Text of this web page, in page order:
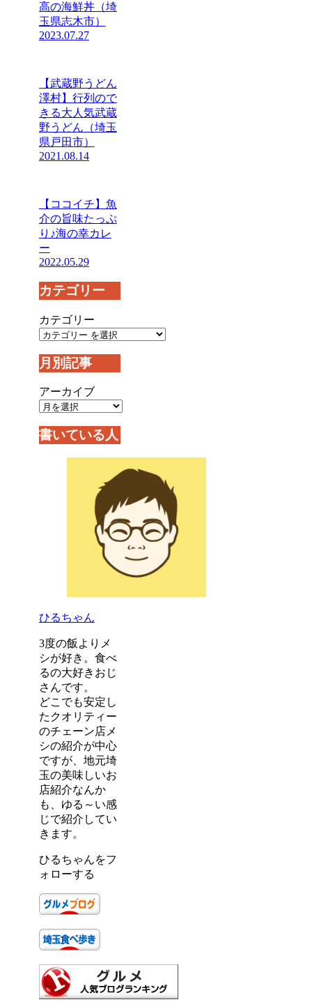
高の海鮮丼（埼
玉県志木市）
2023.07.27
【武蔵野うどん
澤村】行列ので
きる大人気武蔵
野うどん（埼玉
県戸田市）
2021.08.14
【ココイチ】魚
介の旨味たっぷ
り♪海の幸カレ
ー
2022.05.29
カテゴリー
カテゴリー
月別記事
アーカイブ
書いている人
ひるちゃん
3度の飯よりメ
シが好き。食べ
るの大好きおじ
さんです。
どこでも安定し
たクオリティー
のチェーン店メ
シの紹介が中心
ですが、地元埼
玉の美味しいお
店紹介なんか
も、ゆる～い感
じで紹介してい
きます。
ひるちゃんをフ
ォローする